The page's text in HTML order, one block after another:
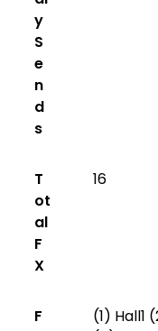
y
S
e
n
d
s
T
ot
al
F
X
16
F
(1) Hall1